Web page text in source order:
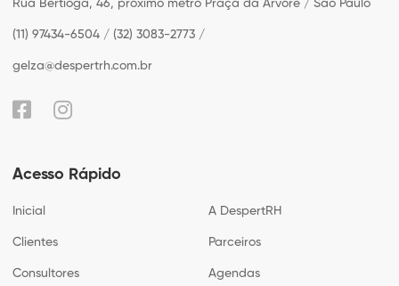
Rua Bertioga, 46, próximo metrô Praça da Árvore / São Paulo
(11) 97434-6504 / (32) 3083-2773 /
gelza@despertrh.com.br
Acesso Rápido
Inicial A DespertRH
Clientes Parceiros
Consultores Agendas